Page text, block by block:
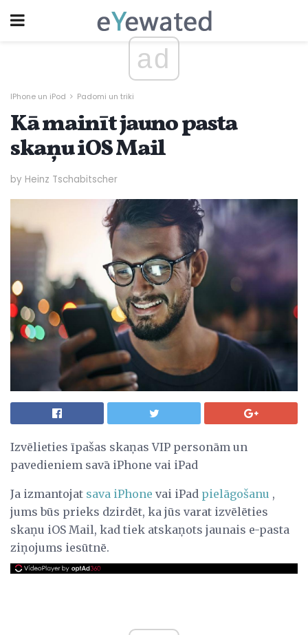
ad
IPhone un iPod Padomi un triki
Kā mainīt jauno pasta
skaņu iOS Mail
by Heinz Tschabitscher
Izvēlieties īpašas skaņas VIP personām un
pavedieniem savā iPhone vai iPad
Ja izmantojat sava iPhone vai iPad pielāgošanu ,
jums būs prieks dzirdēt, ka jūs varat izvēlēties
skaņu iOS Mail, kad tiek atskaņots jaunais e-pasta
ziņojums iesūtnē.